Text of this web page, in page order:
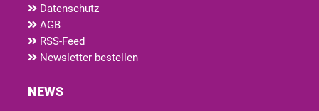
Datenschutz
AGB
RSS-Feed
Newsletter bestellen
NEWS